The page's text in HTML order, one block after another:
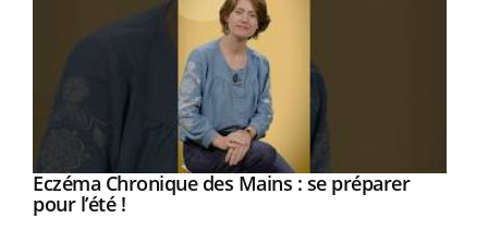
Youtube
Eczéma Chronique des Mains : se préparer
pour l’été !Youtube